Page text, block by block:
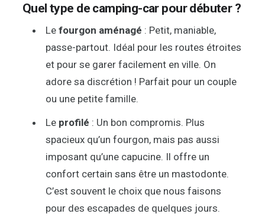
Quel type de camping-car pour débuter ?
Le fourgon aménagé : Petit, maniable,
passe-partout. Idéal pour les routes étroites
et pour se garer facilement en ville. On
adore sa discrétion ! Parfait pour un couple
ou une petite famille.
Le profilé : Un bon compromis. Plus
spacieux qu’un fourgon, mais pas aussi
imposant qu’une capucine. Il offre un
confort certain sans être un mastodonte.
C’est souvent le choix que nous faisons
pour des escapades de quelques jours.